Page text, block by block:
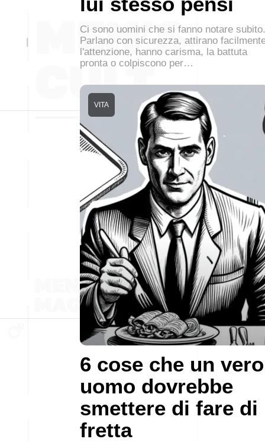
Ci sono uomini che si fanno notare subito.
Parlano con sicurezza, attirano
l'attenzione, hanno carisma, la battuta
pronta o colpiscono per…
6 cose che un vero
uomo dovrebbe
smettere di fare di
fretta
VITA